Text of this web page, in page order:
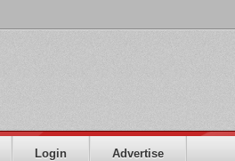
Login Advertise